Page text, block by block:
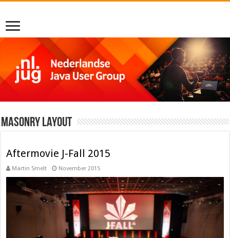
Masonry Layout
Aftermovie J-Fall 2015
Martin Smelt November 2015